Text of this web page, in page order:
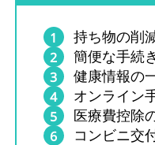
持ち物の削
簡便な手続き
健康情報の
オンライン
医療費控除
コンビニ交